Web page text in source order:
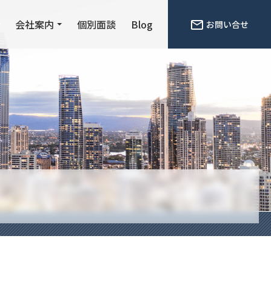
会社案内 個別面談 Blog お問い合せ